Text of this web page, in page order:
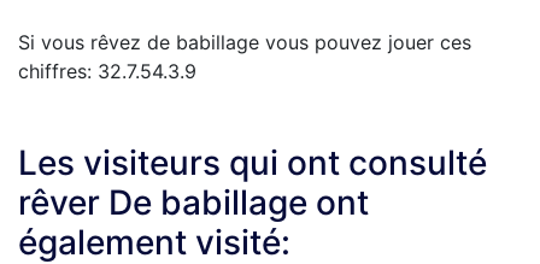
Si vous rêvez de babillage vous pouvez jouer ces
chiffres: 32.7.54.3.9
Les visiteurs qui ont consulté
rêver De babillage ont
également visité: